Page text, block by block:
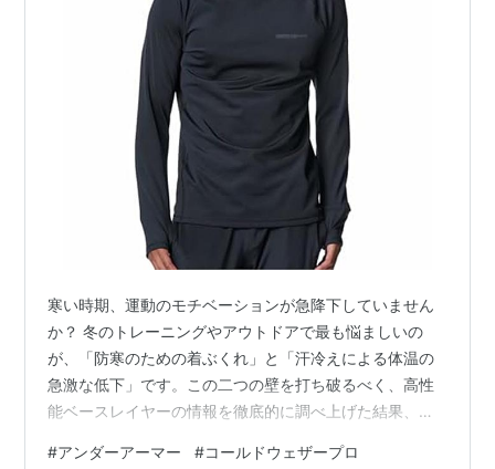
寒い時期、運動のモチベーションが急降下していません
か？ 冬のトレーニングやアウトドアで最も悩ましいの
が、「防寒のための着ぶくれ」と「汗冷えによる体温の
急激な低下」です。この二つの壁を打ち破るべく、高性
能ベースレイヤーの情報を徹底的に調べ上げた結果、一
の「UAコールドウェザー プロ」です。 冬の活動を諦め
#アンダーアーマー #コールドウェザープロ